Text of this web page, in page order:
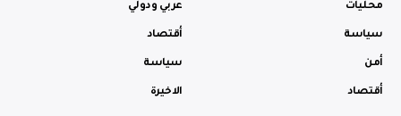
محليات
سياسة
أمن
أقتصاد
عربي ودولي
أقتصاد
سياسة
الاخيرة